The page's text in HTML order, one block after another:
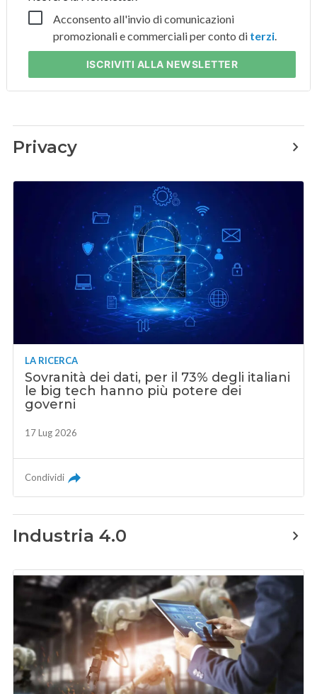
Acconsento all'invio di comunicazioni
promozionali e commerciali per conto di terzi.
ISCRIVITI ALLA NEWSLETTER
Privacy
LA RICERCA
Sovranità dei dati, per il 73% degli italiani
le big tech hanno più potere dei
governi
17 Lug 2026
Condividi
Industria 4.0